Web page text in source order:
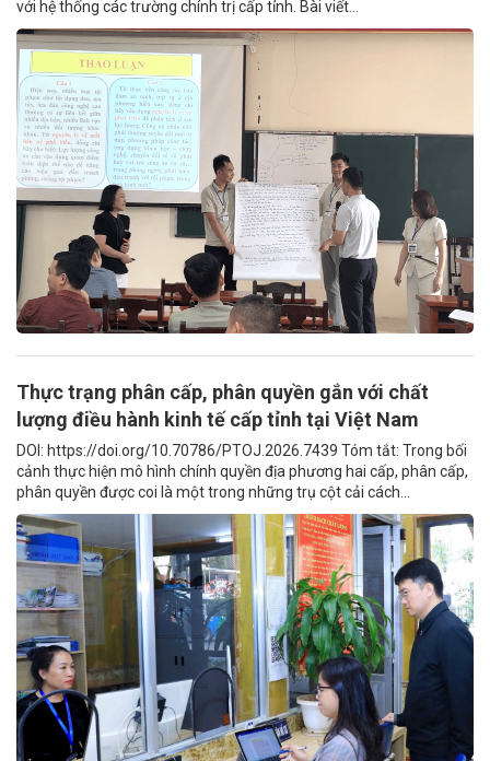
với hệ thống các trường chính trị cấp tỉnh. Bài viết...
Thực trạng phân cấp, phân quyền gắn với chất
lượng điều hành kinh tế cấp tỉnh tại Việt Nam
DOI: https://doi.org/10.70786/PTOJ.2026.7439 Tóm tắt: Trong bối
cảnh thực hiện mô hình chính quyền địa phương hai cấp, phân cấp,
phân quyền được coi là một trong những trụ cột cải cách...